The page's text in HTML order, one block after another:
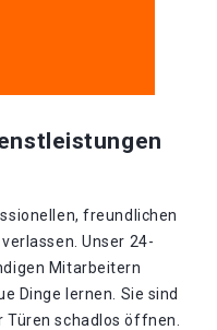
freundlichen
Unser 24-
Mitarbeitern
Dinge lernen. Sie sind
schadlos öffnen.